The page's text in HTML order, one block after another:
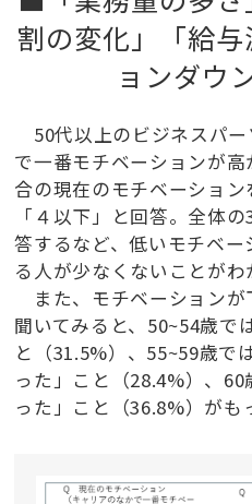
割の変化」「給
ョンダウ
50代以上のビジネスパ
で一番モチベーションが
合の現在のモチベーショ
「４以下」と回答。全体
答するなど、低いモチベ
る人が少なくないことがわ
また、モチベーションが
聞いてみると、50~54歳で
と（31.5%）、55~59歳で
った」こと（28.4%）、
った」こと（36.8%）がも